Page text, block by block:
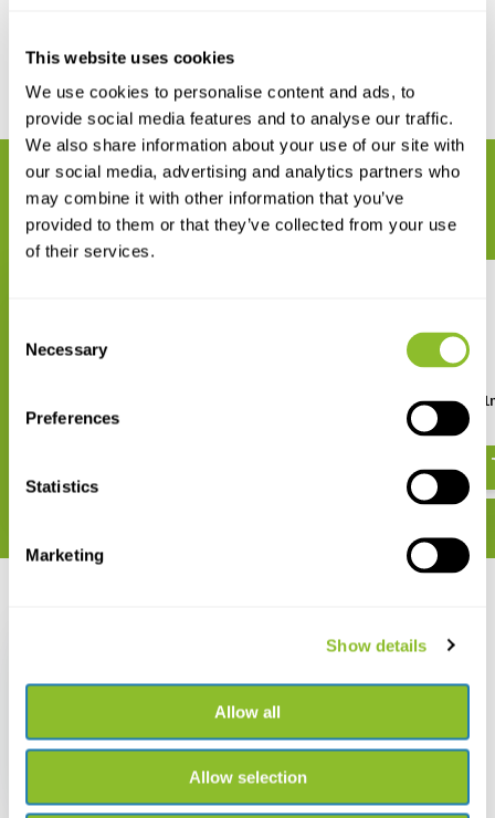
This website uses cookies
We use cookies to personalise content and ads, to
provide social media features and to analyse our traffic.
We also share information about your use of our site with
our social media, advertising and analytics partners who
may combine it with other information that you’ve
provided to them or that they’ve collected from your use
of their services.
Selection
Necessary
Preferences
Statistics
Marketing
Show details
Allow all
Allow selection
Delen
GERELATEERDE PRODUCTEN
Maak uw bestelling compleet
Doorzoeklaken en zak -
€ 24,83
Keverzeef - klein